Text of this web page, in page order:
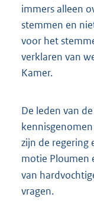
immers alleen
stemmen en
voor het
verklaren van
Kamer.
De leden van
zijn de regering
motie Ploumen
van
vragen.